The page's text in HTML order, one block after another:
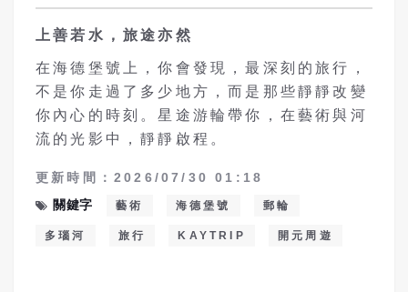
上善若水，旅途亦然
在海德堡號上，你會發現，最深刻的旅行，
不是你走過了多少地方，而是那些靜靜改變
你內心的時刻。星途游輪帶你，在藝術與河
流的光影中，靜靜啟程。
更新時間：2026/07/30 01:18
關鍵字
藝術 海德堡號 郵輪
多瑙河 旅行 KAYTRIP 開元周遊